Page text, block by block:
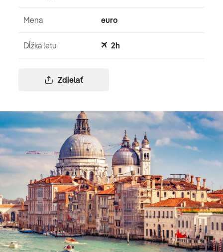
Zdielať
Mena euro
Dĺžka letu 2h